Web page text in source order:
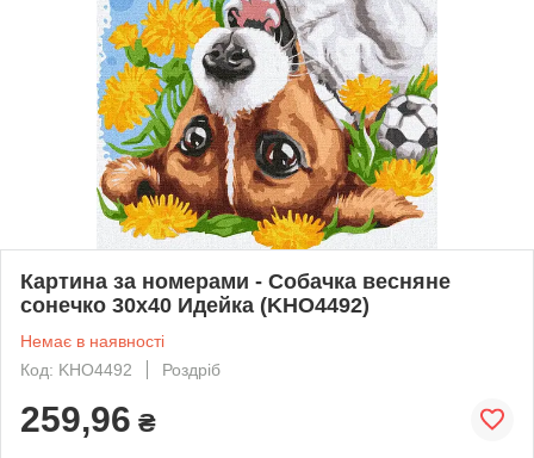
Картина за номерами - Собачка весняне
сонечко 30х40 Идейка (KHO4492)
Немає в наявності
Код: KHO4492
Роздріб
259,96 ₴